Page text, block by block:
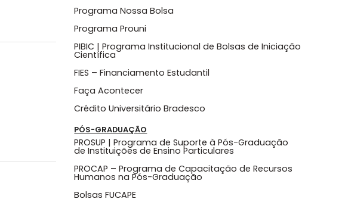
Programa Nossa Bolsa
Programa Prouni
PIBIC | Programa Institucional de Bolsas de Iniciação
Científica
FIES – Financiamento Estudantil
Faça Acontecer
Crédito Universitário Bradesco
PÓS-GRADUAÇÃO
PROSUP | Programa de Suporte à Pós-Graduação
de Instituições de Ensino Particulares
PROCAP – Programa de Capacitação de Recursos
Humanos na Pós-Graduação
Bolsas FUCAPE